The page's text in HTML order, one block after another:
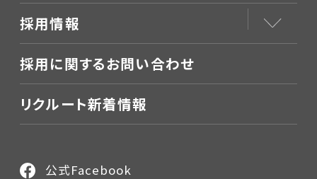
採用情報
採用に関するお問い合わせ
リクルート新着情報
公式Facebook